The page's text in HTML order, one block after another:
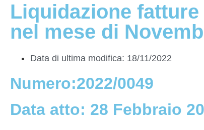
Liquidazione
nel mese di
Data di ultima modifica: 18/11/2022
Numero:2022/0049
Data atto: 28 Febbraio